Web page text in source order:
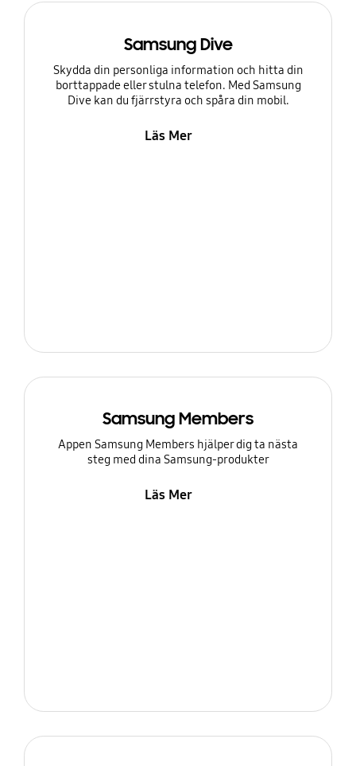
Samsung Dive
Skydda din personliga information och hitta din
borttappade eller stulna telefon. Med Samsung
Dive kan du fjärrstyra och spåra din mobil.
Läs Mer
Samsung Members
Appen Samsung Members hjälper dig ta nästa
steg med dina Samsung-produkter
Läs Mer